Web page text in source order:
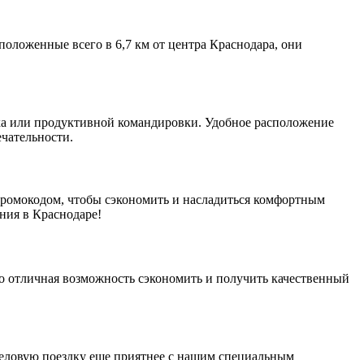
всего в 6,7 км от центра Краснодара, они
или продуктивной командировки. Удобное расположение
чтобы сэкономить и насладиться комфортным
в Краснодаре!
возможность сэкономить и получить качественный
поездку еще приятнее с нашим специальным